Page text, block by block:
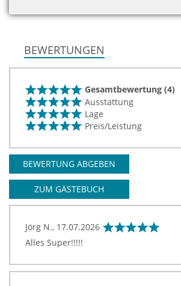
BEWERTUNGEN
Gesamtbewertung (4)
Ausstattung
Lage
Preis/Leistung
BEWERTUNG ABGEBEN
ZUM GÄSTEBUCH
Jörg N., 17.07.2026
Alles Super!!!!!